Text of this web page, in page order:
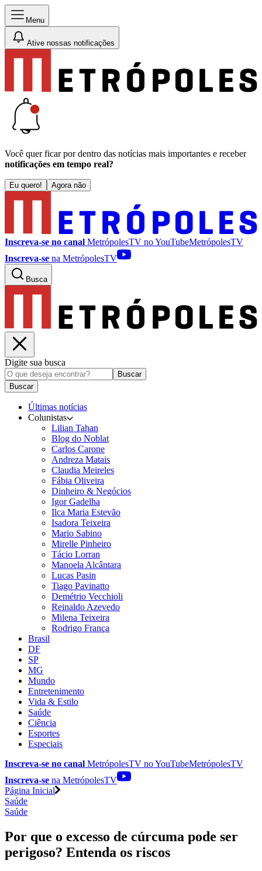
Menu
Ative nossas notificações
Você quer ficar por dentro das notícias mais importantes e receber
notificações em tempo real?
Eu quero! Agora não
Inscreva-se no canal MetrópolesTV noYouTubeMetrópolesTV
Inscreva-se na MetrópolesTV
Busca
Digite sua busca
Buscar
Buscar
Últimas notícias
Colunistas
Lilian Tahan
Blog do Noblat
Carlos Carone
Andreza Matais
Claudia Meireles
Fábia Oliveira
Dinheiro & Negócios
Igor Gadelha
Ilca Maria Estevão
Isadora Teixeira
Mario Sabino
Mirelle Pinheiro
Tácio Lorran
Manoela Alcântara
Lucas Pasin
Tiago Pavinatto
Demétrio Vecchioli
Reinaldo Azevedo
Milena Teixeira
Rodrigo França
Brasil
DF
SP
MG
Mundo
Entretenimento
Vida & Estilo
Saúde
Ciência
Esportes
Especiais
Inscreva-se no canal MetrópolesTV noYouTubeMetrópolesTV
Inscreva-se na MetrópolesTV
Página Inicial
Saúde
Saúde
Por que o excesso de cúrcuma pode ser
perigoso? Entenda os riscos